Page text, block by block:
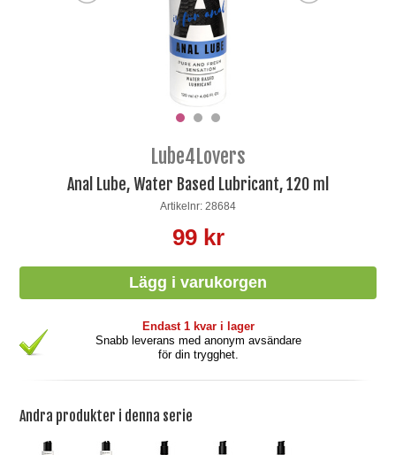
Lube4Lovers
Anal Lube, Water Based Lubricant, 120 ml
Artikelnr: 28684
99 kr
Endast 1 kvar i lager
Snabb leverans med anonym avsändare
för din trygghet.
Andra produkter i denna serie